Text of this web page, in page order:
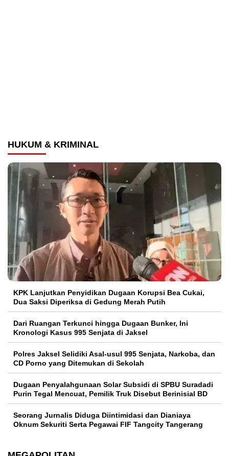
HUKUM & KRIMINAL
KPK Lanjutkan Penyidikan Dugaan Korupsi Bea Cukai,
Dua Saksi Diperiksa di Gedung Merah Putih
Dari Ruangan Terkunci hingga Dugaan Bunker, Ini
Kronologi Kasus 995 Senjata di Jaksel
Polres Jaksel Selidiki Asal-usul 995 Senjata, Narkoba, dan
CD Porno yang Ditemukan di Sekolah
‎Dugaan Penyalahgunaan Solar Subsidi di SPBU Suradadi
Purin Tegal Mencuat, Pemilik Truk Disebut Berinisial BD
Seorang Jurnalis Diduga Diintimidasi dan Dianiaya
Oknum Sekuriti Serta Pegawai FIF Tangcity Tangerang